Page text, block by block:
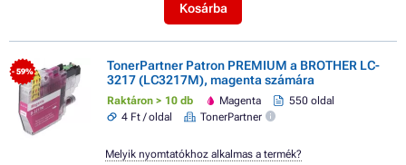
Kosárba
- 59%
TonerPartner Patron PREMIUM a BROTHER LC-
3217 (LC3217M), magenta számára
Raktáron > 10 db Magenta
550 oldal
4 Ft / oldal
TonerPartner
Melyik nyomtatókhoz alkalmas a termék?